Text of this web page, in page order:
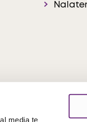
media te